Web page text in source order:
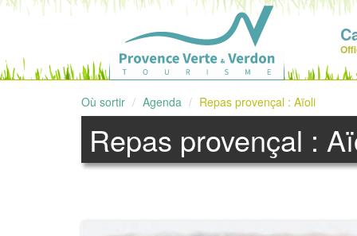
Où sortir Agenda Repas provençal : Aïoli
Repas provençal :